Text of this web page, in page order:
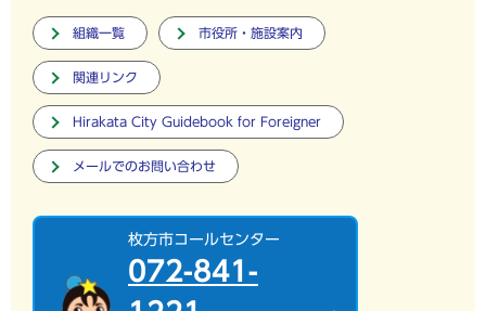
組織一覧 市役所・施設案内
関連リンク
Hirakata City Guidebook for Foreigner
メールでのお問い合わせ
枚方市コールセンター
072-841-